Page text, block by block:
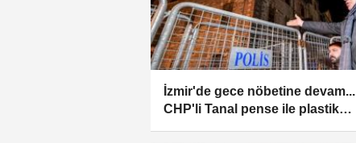
İzmir'de gece nöbetine devam...
CHP'li Tanal pense ile plastik